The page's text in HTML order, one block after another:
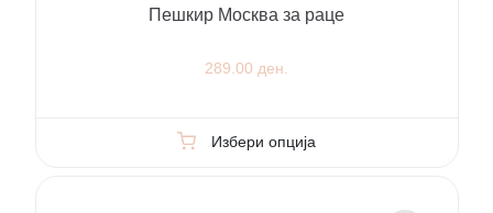
Пешкир Москва за раце
289.00 ден.
Избери опција